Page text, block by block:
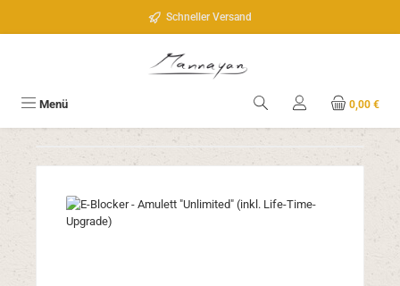
Schneller Versand
Menü 0,00 €